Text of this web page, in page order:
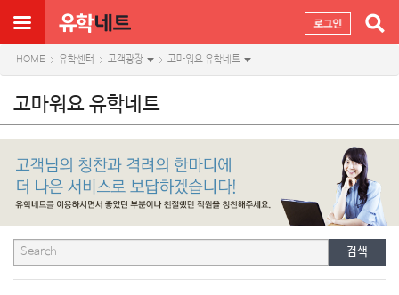
HOME 유학센터 고객광장 고마워요 유학네트
고마워요 유학네트
검색